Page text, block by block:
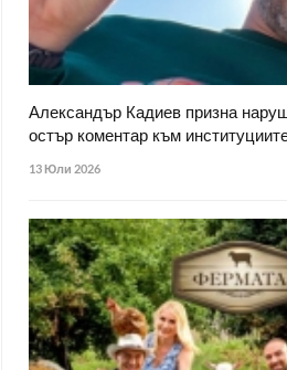
Александър Кадиев призна
остър коментар към
13 Юли 2026